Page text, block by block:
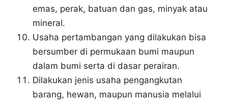
emas, perak, batuan dan gas, minyak atau
mineral.
Usaha pertambangan yang dilakukan bisa
bersumber di permukaan bumi maupun
dalam bumi serta di dasar perairan.
Dilakukan jenis usaha pengangkutan
barang, hewan, maupun manusia melalui